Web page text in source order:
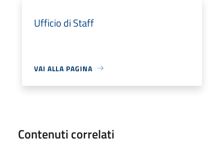
Ufficio di Staff
VAI ALLA PAGINA
Contenuti correlati